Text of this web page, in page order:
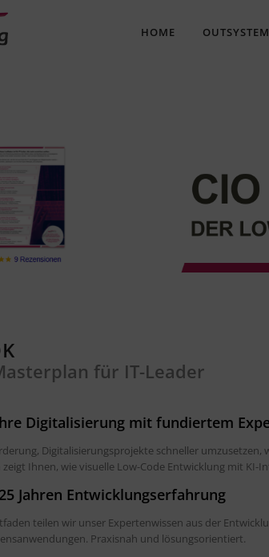
HOME
für IT-Leader
Digitalisierung mit fundiertem
Digitalisierungsprojekte schneller umzusetzen,
Ihnen, wie visuelle Low-Code Entwicklung mit KI-
Jahren Entwicklungserfahrung
teilen wir unser Expertenwissen aus der
Praxisnah und lösungsorientiert.